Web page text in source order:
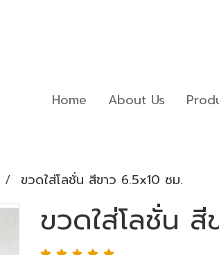
Home About Us
ขวดใส่โลชั่น สีขาว 6.5x10 ซม.
ขวดใส่โลชั่น